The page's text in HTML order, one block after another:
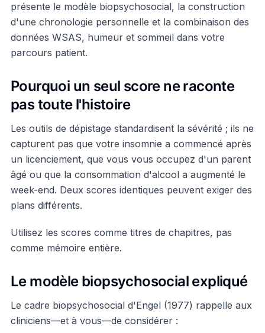
présente le modèle biopsychosocial, la construction
d'une chronologie personnelle et la combinaison des
données WSAS, humeur et sommeil dans votre
parcours patient.
Pourquoi un seul score ne raconte
pas toute l'histoire
Les outils de dépistage standardisent la sévérité ; ils ne
capturent pas que votre insomnie a commencé après
un licenciement, que vous vous occupez d'un parent
âgé ou que la consommation d'alcool a augmenté le
week-end. Deux scores identiques peuvent exiger des
plans différents.
Utilisez les scores comme titres de chapitres, pas
comme mémoire entière.
Le modèle biopsychosocial expliqué
Le cadre biopsychosocial d'Engel (1977) rappelle aux
cliniciens—et à vous—de considérer :